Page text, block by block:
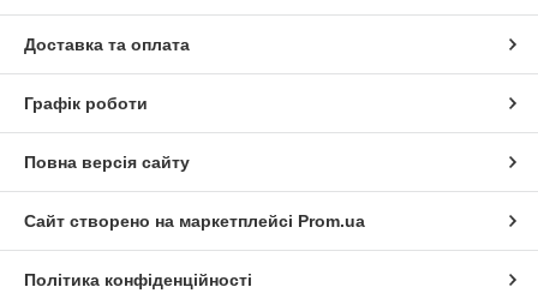
Доставка та оплата
Графік роботи
Повна версія сайту
Сайт створено на маркетплейсі Prom.ua
Політика конфіденційності